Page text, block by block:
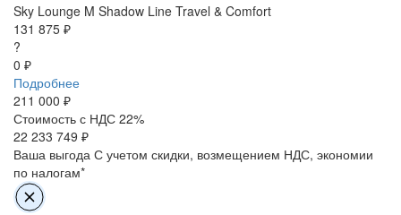
Sky Lounge M Shadow Line Travel & Comfort
131 875 ₽
?
0 ₽
Подробнее
211 000 ₽
Стоимость с НДС 22%
22 233 749 ₽
Ваша выгода С учетом скидки, возмещением НДС, экономии
по налогам*